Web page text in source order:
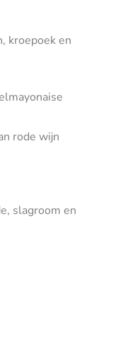
kroepoek en
rode wijn
slagroom en